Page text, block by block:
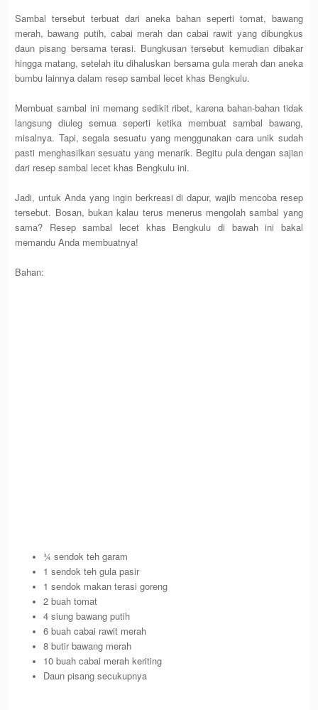
Sambal tersebut terbuat dari aneka bahan seperti tomat, bawang
merah, bawang putih, cabai merah dan cabai rawit yang dibungkus
daun pisang bersama terasi. Bungkusan tersebut kemudian dibakar
hingga matang, setelah itu dihaluskan bersama gula merah dan aneka
bumbu lainnya dalam resep sambal lecet khas Bengkulu.
Membuat sambal ini memang sedikit ribet, karena bahan-bahan tidak
langsung diuleg semua seperti ketika membuat sambal bawang,
misalnya. Tapi, segala sesuatu yang menggunakan cara unik sudah
pasti menghasilkan sesuatu yang menarik. Begitu pula dengan sajian
dari resep sambal lecet khas Bengkulu ini.
Jadi, untuk Anda yang ingin berkreasi di dapur, wajib mencoba resep
tersebut. Bosan, bukan kalau terus menerus mengolah sambal yang
sama? Resep sambal lecet khas Bengkulu di bawah ini bakal
memandu Anda membuatnya!
Bahan:
¾ sendok teh garam
1 sendok teh gula pasir
1 sendok makan terasi goreng
2 buah tomat
4 siung bawang putih
6 buah cabai rawit merah
8 butir bawang merah
10 buah cabai merah keriting
Daun pisang secukupnya